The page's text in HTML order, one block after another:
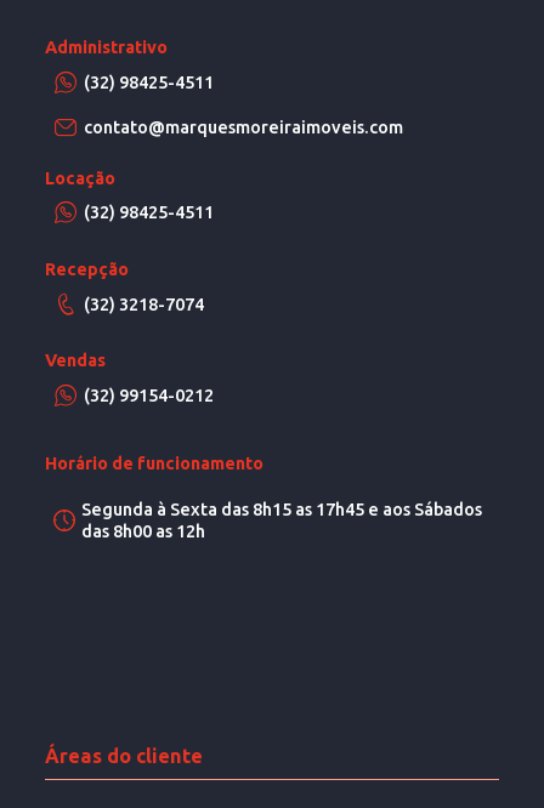
Administrativo
(32) 98425-4511
contato@marquesmoreiraimoveis.com
Locação
(32) 98425-4511
Recepção
(32) 3218-7074
Vendas
(32) 99154-0212
Horário de funcionamento
Segunda à Sexta das 8h15 as 17h45 e aos Sábados
das 8h00 as 12h
Áreas do cliente